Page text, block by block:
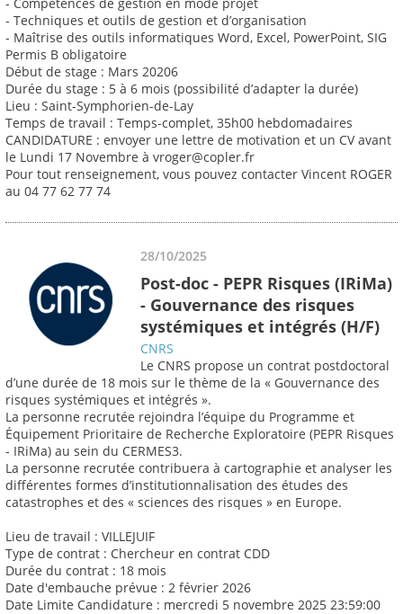
- Compétences de gestion en mode projet
- Techniques et outils de gestion et d’organisation
- Maîtrise des outils informatiques Word, Excel, PowerPoint, SIG
Permis B obligatoire
Début de stage : Mars 20206
Durée du stage : 5 à 6 mois (possibilité d’adapter la durée)
Lieu : Saint-Symphorien-de-Lay
Temps de travail : Temps-complet, 35h00 hebdomadaires
CANDIDATURE : envoyer une lettre de motivation et un CV avant
le Lundi 17 Novembre à vroger@copler.fr
Pour tout renseignement, vous pouvez contacter Vincent ROGER
au 04 77 62 77 74
28/10/2025
Post-doc - PEPR Risques (IRiMa)
- Gouvernance des risques
systémiques et intégrés (H/F)
CNRS
Le CNRS propose un contrat postdoctoral
d’une durée de 18 mois sur le thème de la « Gouvernance des
risques systémiques et intégrés ».
La personne recrutée rejoindra l’équipe du Programme et
Équipement Prioritaire de Recherche Exploratoire (PEPR Risques
- IRiMa) au sein du CERMES3.
La personne recrutée contribuera à cartographie et analyser les
différentes formes d’institutionnalisation des études des
catastrophes et des « sciences des risques » en Europe.
Lieu de travail : VILLEJUIF
Type de contrat : Chercheur en contrat CDD
Durée du contrat : 18 mois
Date d'embauche prévue : 2 février 2026
Date Limite Candidature : mercredi 5 novembre 2025 23:59:00